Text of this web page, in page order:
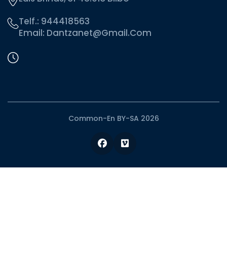
Telf.: 944418563
Email: Dantzanet@gmail.com
Common-En BY-SA 2026
Facebook
Vimeo